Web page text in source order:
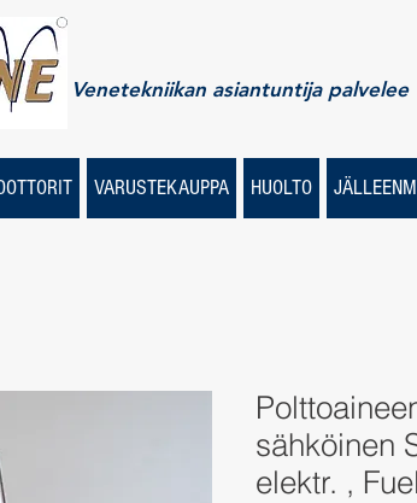
Venetekniikan asiantuntija palvelee
VARUSTEKAUPPA HUOLTO
sähköinen
elektr. ,